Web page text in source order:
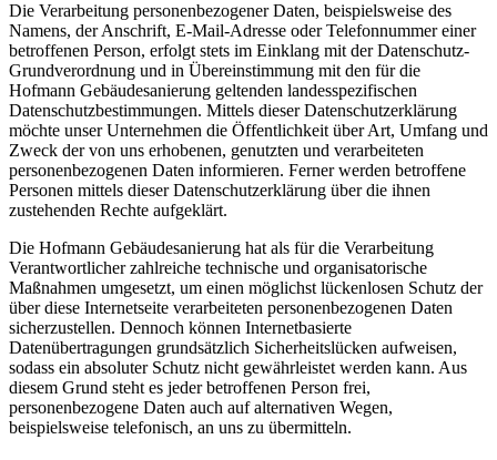
Die Verarbeitung personenbezogener Daten, beispielsweise des
Namens, der Anschrift, E-Mail-Adresse oder Telefonnummer einer
betroffenen Person, erfolgt stets im Einklang mit der Datenschutz-
Grundverordnung und in Übereinstimmung mit den für die
Hofmann Gebäudesanierung geltenden landesspezifischen
Datenschutzbestimmungen. Mittels dieser Datenschutzerklärung
möchte unser Unternehmen die Öffentlichkeit über Art, Umfang und
Zweck der von uns erhobenen, genutzten und verarbeiteten
personenbezogenen Daten informieren. Ferner werden betroffene
Personen mittels dieser Datenschutzerklärung über die ihnen
zustehenden Rechte aufgeklärt.
Die Hofmann Gebäudesanierung hat als für die Verarbeitung
Verantwortlicher zahlreiche technische und organisatorische
Maßnahmen umgesetzt, um einen möglichst lückenlosen Schutz der
über diese Internetseite verarbeiteten personenbezogenen Daten
sicherzustellen. Dennoch können Internetbasierte
Datenübertragungen grundsätzlich Sicherheitslücken aufweisen,
sodass ein absoluter Schutz nicht gewährleistet werden kann. Aus
diesem Grund steht es jeder betroffenen Person frei,
personenbezogene Daten auch auf alternativen Wegen,
beispielsweise telefonisch, an uns zu übermitteln.